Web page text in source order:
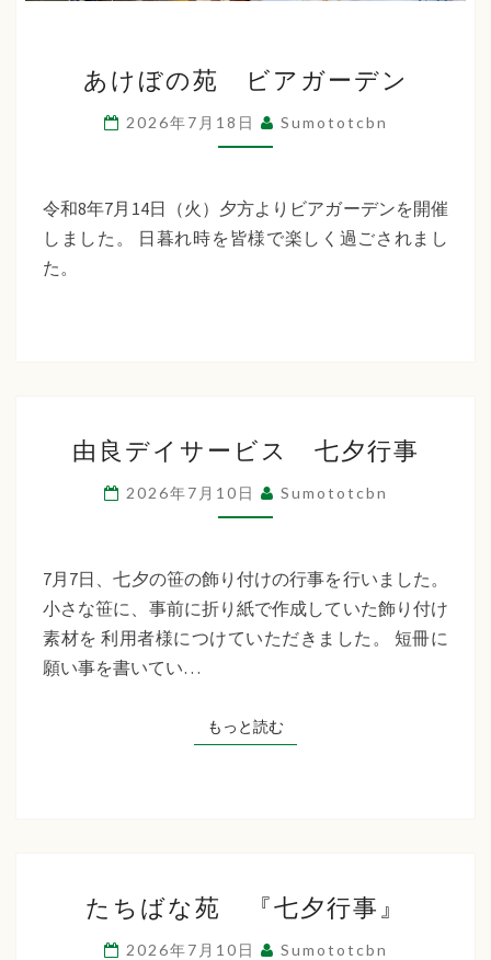
け
ぼ
の
ビ
ア
あけぼの苑 ビアガーデン
2026年7月18日 Sumototcbn
令和8年7月14日（火）夕方よりビアガーデンを開催
しました。 日暮れ時を皆様で楽しく過ごされまし
た。
良
デ
イ
ー
ビ
ス
行
事
由良デイサービス 七夕行事
2026年7月10日 Sumototcbn
7月7日、七夕の笹の飾り付けの行事を行いました。
小さな笹に、事前に折り紙で作成していた飾り付け
素材を 利用者様につけていただきました。 短冊に
願い事を書いてい…
もっと読むもっと読む
ち
ば
たちばな苑 『七夕行事』
2026年7月10日 Sumototcbn